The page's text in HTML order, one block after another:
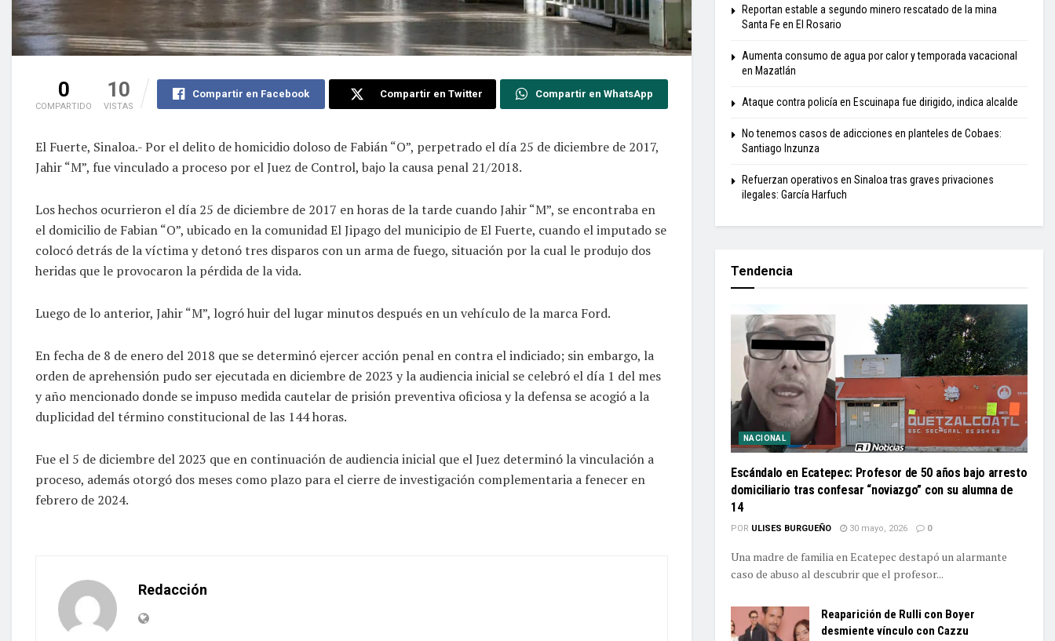
0
COMPARTIDO
10
VISTAS
Compartir en Facebook Compartir en Twitter Compartir en WhatsApp
El Fuerte, Sinaloa.- Por el delito de homicidio doloso de Fabián “O”, perpetrado el día 25 de diciembre de 2017,
Jahir “M”, fue vinculado a proceso por el Juez de Control, bajo la causa penal 21/2018.
Los hechos ocurrieron el día 25 de diciembre de 2017 en horas de la tarde cuando Jahir “M”, se encontraba en
el domicilio de Fabian “O”, ubicado en la comunidad El Jipago del municipio de El Fuerte, cuando el imputado se
colocó detrás de la víctima y detonó tres disparos con un arma de fuego, situación por la cual le produjo dos
heridas que le provocaron la pérdida de la vida.
Luego de lo anterior, Jahir “M”, logró huir del lugar minutos después en un vehículo de la marca Ford.
En fecha de 8 de enero del 2018 que se determinó ejercer acción penal en contra el indiciado; sin embargo, la
orden de aprehensión pudo ser ejecutada en diciembre de 2023 y la audiencia inicial se celebró el día 1 del mes
y año mencionado donde se impuso medida cautelar de prisión preventiva oficiosa y la defensa se acogió a la
duplicidad del término constitucional de las 144 horas.
Fue el 5 de diciembre del 2023 que en continuación de audiencia inicial que el Juez determinó la vinculación a
proceso, además otorgó dos meses como plazo para el cierre de investigación complementaria a fenecer en
febrero de 2024.
Redacción
Reportan estable a segundo minero rescatado de la mina
Santa Fe en El Rosario
Aumenta consumo de agua por calor y temporada vacacional
en Mazatlán
Ataque contra policía en Escuinapa fue dirigido, indica alcalde
No tenemos casos de adicciones en planteles de Cobaes:
Santiago Inzunza
Refuerzan operativos en Sinaloa tras graves privaciones
ilegales: García Harfuch
Tendencia
NACIONAL
Escándalo en Ecatepec: Profesor de 50 años bajo arresto
domiciliario tras confesar “noviazgo” con su alumna de
14
POR ULISES BURGUEÑO 30 mayo, 2026 0
Una madre de familia en Ecatepec destapó un alarmante
caso de abuso al descubrir que el profesor...
Reaparición de Rulli con Boyer
desmiente vínculo con Cazzu